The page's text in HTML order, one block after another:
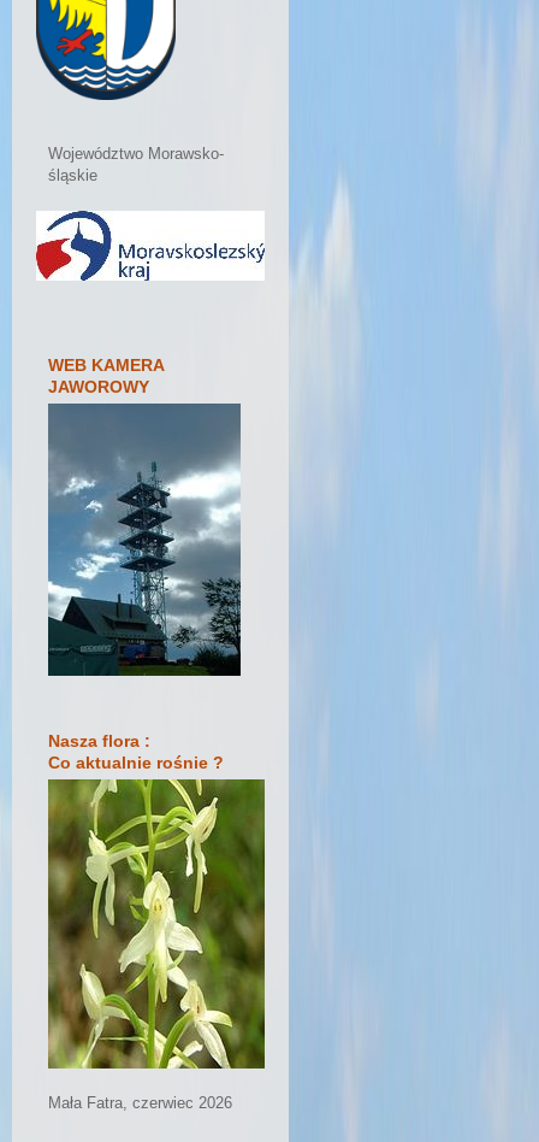
Województwo Morawsko-
śląskie
WEB KAMERA
JAWOROWY
Nasza flora :
Co aktualnie rośnie ?
Mała Fatra, czerwiec 2026